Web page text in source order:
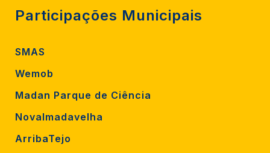
Participações Municipais
SMAS
Wemob
Madan Parque de Ciência
Novalmadavelha
ArribaTejo